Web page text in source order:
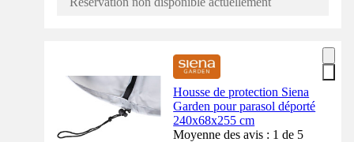
Housse de protection Siena
Garden pour parasol déporté
240x68x255 cm
Moyenne des avis : 1 de 5